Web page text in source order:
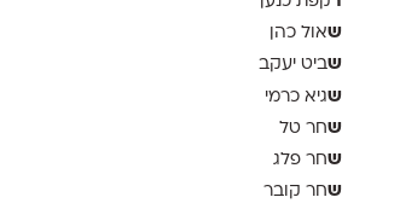
שאול כהן
שביט יעקב
שגיא כרמי
שחר טל
שחר פלג
שחר קובר